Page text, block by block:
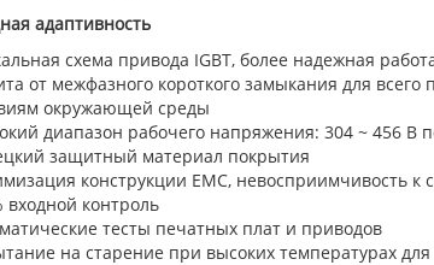
адаптивность
схема привода IGBT, более надежная
от межфазного короткого замыкания для
окружающей среды
диапазон рабочего напряжения: 304 ~ 456 В
защитный материал покрытия
конструкции EMC, невосприимчивость к
входной контроль
тесты печатных плат и приводов
на старение при высоких температурах